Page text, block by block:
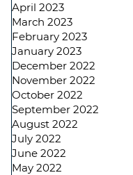
April 2023
March 2023
February 2023
January 2023
December 2022
November 2022
October 2022
September 2022
August 2022
July 2022
June 2022
May 2022